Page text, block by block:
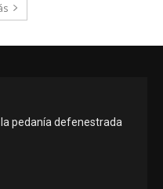
pedanía defenestrada